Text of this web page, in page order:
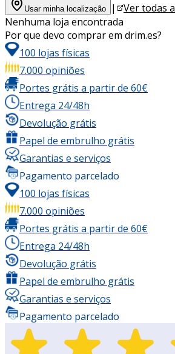
Usar minha localização |
Ver todas
Nenhuma loja encontrada
Por que devo comprar em drim.es?
100 lojas físicas
7.000 opiniões
Portes grátis a partir de 60€
Entrega 24/48h
Devolução grátis
Papel de embrulho grátis
Garantias e serviços
Pagamento parcelado
100 lojas físicas
7.000 opiniões
Portes grátis a partir de 60€
Entrega 24/48h
Devolução grátis
Papel de embrulho grátis
Garantias e serviços
Pagamento parcelado